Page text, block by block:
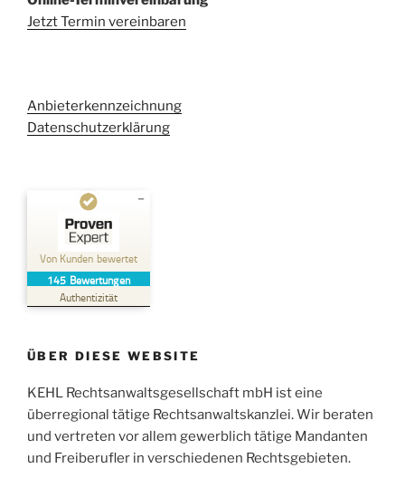
Jetzt Termin vereinbaren
Anbieterkennzeichnung
Datenschutzerklärung
Von Kunden bewertet
145 Bewertungen
Authentizität
Kundenbewertungen und Erfahrungen zu
Kehl Rechtsanwaltsgesellschaft mbH
SEHR GUT
Bewertungen auf
ProvenExpert.com
Bewertungen von
2
anderen Quellen
Blick aufs ProvenExpert-Profil werfen
ÜBER DIESE WEBSITE
KEHL Rechtsanwaltsgesellschaft mbH ist eine
überregional tätige Rechtsanwaltskanzlei. Wir beraten
und vertreten vor allem gewerblich tätige Mandanten
und Freiberufler in verschiedenen Rechtsgebieten.